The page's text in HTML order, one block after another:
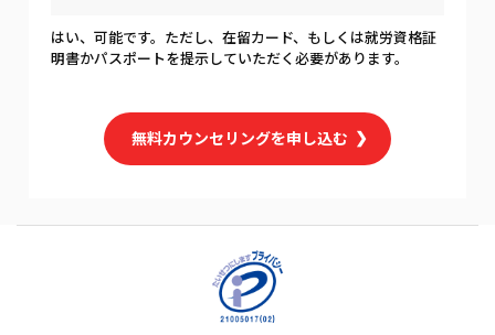
はい、可能です。ただし、在留カード、もしくは就労資格証
明書かパスポートを提示していただく必要があります。
無料カウンセリングを申し込む